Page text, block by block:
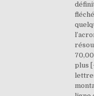
plus